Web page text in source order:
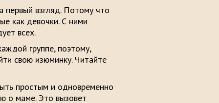
первый взгляд. Потому что
как девочки. С ними
всех.
группе, поэтому,
свою изюминку. Читайте
простым и одновременно
о маме. Это вызовет